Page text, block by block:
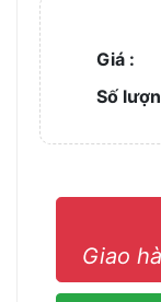
Giá :
Số
Giao